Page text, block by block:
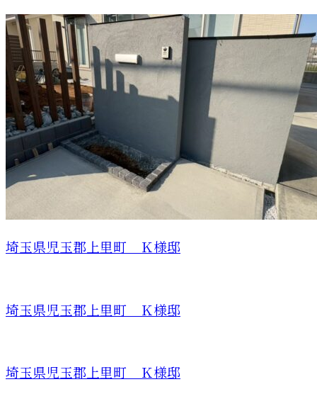
埼玉県児玉郡上里町 Ｋ様邸
埼玉県児玉郡上里町 Ｋ様邸
埼玉県児玉郡上里町 Ｋ様邸